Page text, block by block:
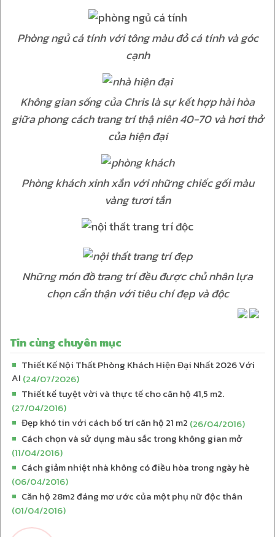
Phòng ngủ cá tính với tông màu đỏ cá tính và góc
cạnh
Không gian sống của Chris là sự kết hợp hài hòa
giữa phong cách trang trí thậ niên 40-70 và hơi thở
của hiện đại
Phòng khách xinh xắn với những chiếc gối màu
vàng tươi tắn
Những món đồ trang trí đều được chủ nhân lựa
chọn cẩn thận với tiêu chí đẹp và độc
Tin cùng chuyên mục
■ Thiết Kế Nội Thất Phòng Khách Hiện Đại Nhất 2026 Với
AI (24/07/2026)
■ Thiết kế tuyệt vời và thực tế cho căn hộ 41,5 m2.
(27/04/2016)
■ Đẹp khó tin với cách bố trí căn hộ 21 m2 (26/04/2016)
■ Cách chọn và sử dụng màu sắc trong không gian mở
(11/04/2016)
■ Cách giảm nhiệt nhà không có điều hòa trong ngày hè
(06/04/2016)
■ Căn hộ 28m2 đáng mơ ước của một phụ nữ độc thân
(01/04/2016)